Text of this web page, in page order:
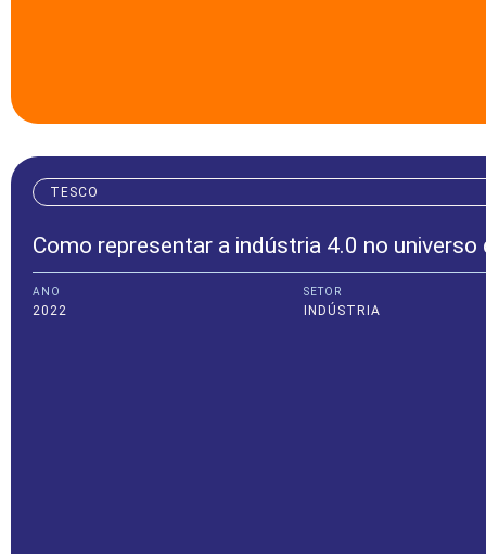
TESCO
Como representar a indústria 4.0 no universo
ANO
2022
SETOR
INDÚSTRIA